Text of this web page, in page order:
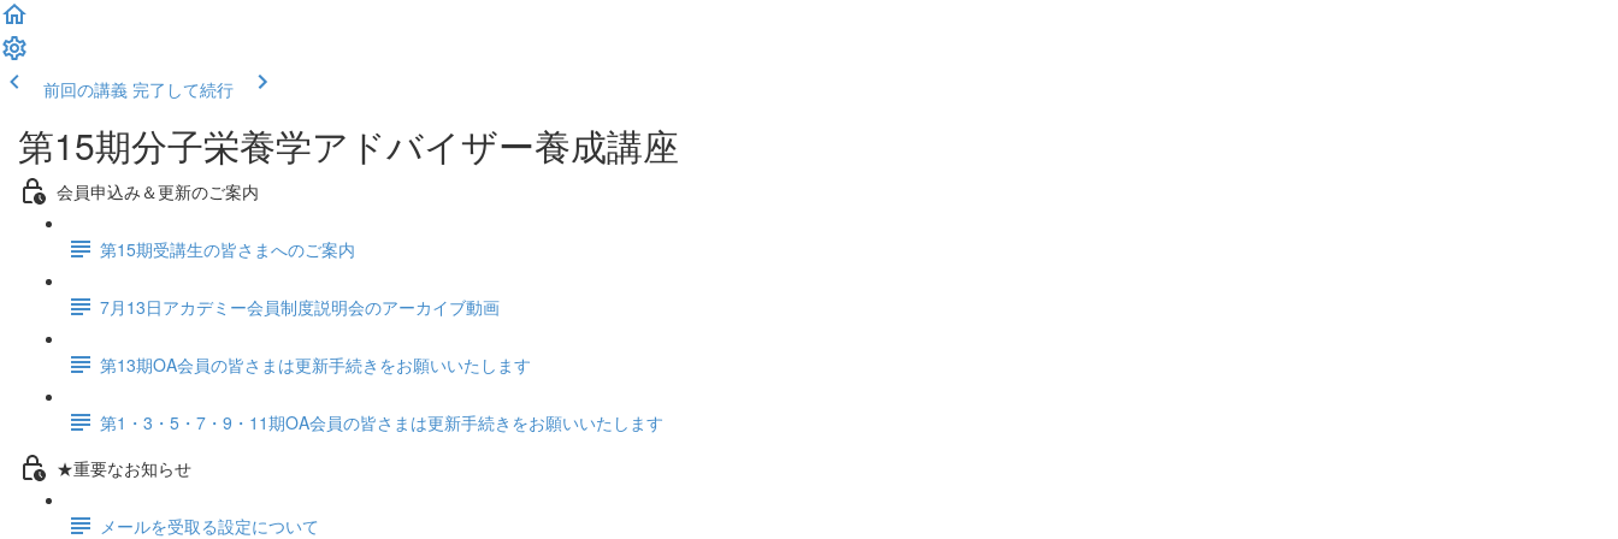
前回の講義 完了して続行
第15期分子栄養学アドバイザー養成講座
会員申込み＆更新のご案内
第15期受講生の皆さまへのご案内
7月13日アカデミー会員制度説明会のアーカイブ動画
第13期OA会員の皆さまは更新手続きをお願いいたします
第1・3・5・7・9・11期OA会員の皆さまは更新手続きをお願いいたします
★重要なお知らせ
メールを受取る設定について